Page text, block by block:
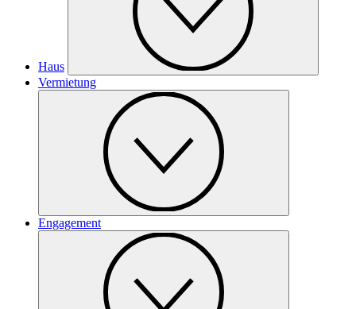
Haus
Vermietung
Engagement